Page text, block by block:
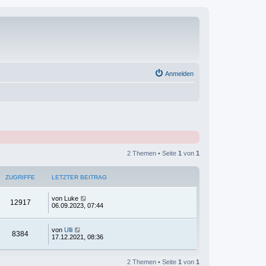
Anmelden
2 Themen • Seite 1 von 1
ZUGRIFFE LETZTER BEITRAG
12917 von Luke
06.09.2023, 07:44
8384 von Ulli
17.12.2021, 08:36
2 Themen • Seite 1 von 1